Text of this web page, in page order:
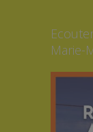
Marie-